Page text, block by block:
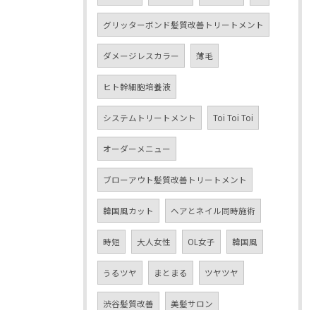
グリッターボンド髪質改善トリートメント
ダメージレスカラー 薄毛
ヒト幹細胞培養液
システムトリートメント Toi Toi Toi
オーダーメニュー
ブローアウト髪質改善トリートメント
韓国風カット ヘアとネイル同時施術
時短 大人女性 OL女子 韓国風
うるツヤ まとまる ツヤツヤ
渋谷髪質改善 美髪サロン